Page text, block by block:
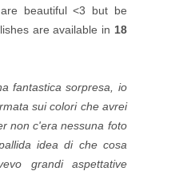
beautiful <3 but be
are available in 18
fantastica sorpresa, io
sui colori che avrei
non c'era nessuna foto
idea di che cosa
grandi aspettative